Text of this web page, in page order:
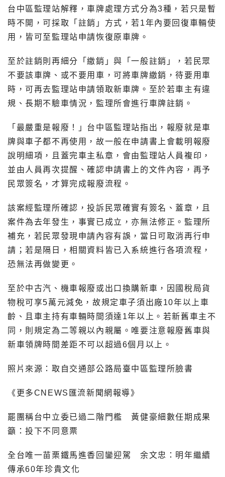
台中區監理站解釋，車牌處理方式分為3種，若只是暫
時不開，可採取「註銷」方式，若1年內要回復車輛使
用，皆可至監理站申請恢復原車牌。
至於註銷則再細分「繳銷」與「一般註銷」，若民眾
不要該車牌、或不要用車，可將車牌繳銷，待要用車
時，可再去監理站申請領取新車牌。至於若車主有違
規、長期不驗車情況，監理所會進行車牌註銷。
「最嚴重是報廢！」台中區監理站指出，報廢就是車
牌與車子都不再使用，故一般在申請書上會載明報廢
說明細項，且蓋完車主私章，會由監理站人員複印，
並由人員再次提醒、確認申請書上的文件內容，再予
民眾簽名，才算完成報廢流程。
該案經監理所確認，投訴民眾確實有簽名、蓋章，且
案件為去年發生，事實已成立，亦無法修正。監理所
補充，若民眾發現申請內容有誤，當日可取消再行申
請；若是隔日，相關資料皆已入系統進行各項流程，
恐無法再做變更。
至於中古汽、機車報廢或出口換購新車，因國稅局貨
物稅可享5萬元減免，故規定車子須出廠10年以上車
齡、且車主持有車輛時間須達1年以上。若新舊車主不
同，則規定為二等親以內親屬。唯要注意報廢舊車與
新車領牌時間差距不可以超過6個月以上。
照片來源：取自交通部公路局臺中區監理所臉書
《更多CNEWS匯流新聞網報導》
罷團稱台中立委已過二階門檻 黃健豪細數任期成果
籲：投下不同意票
全台唯一苗栗鐵馬進香回鑾迎駕 余文忠：明年繼續
傳承60年珍貴文化